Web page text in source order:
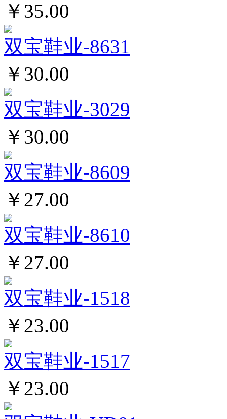
￥35.00
双宝鞋业-8631
￥30.00
双宝鞋业-3029
￥30.00
双宝鞋业-8609
￥27.00
双宝鞋业-8610
￥27.00
双宝鞋业-1518
￥23.00
双宝鞋业-1517
￥23.00